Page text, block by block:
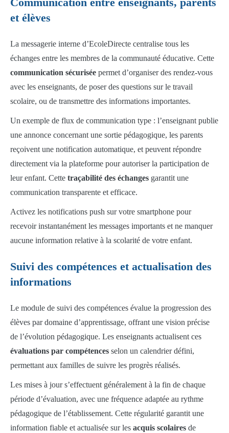
et élèves
La messagerie interne d’EcoleDirecte centralise tous les
échanges entre les membres de la communauté éducative. Cette
communication sécurisée permet d’organiser des rendez-vous
avec les enseignants, de poser des questions sur le travail
scolaire, ou de transmettre des informations importantes.
Un exemple de flux de communication type : l’enseignant publie
une annonce concernant une sortie pédagogique, les parents
reçoivent une notification automatique, et peuvent répondre
directement via la plateforme pour autoriser la participation de
leur enfant. Cette traçabilité des échanges garantit une
communication transparente et efficace.
Activez les notifications push sur votre smartphone pour
recevoir instantanément les messages importants et ne manquer
aucune information relative à la scolarité de votre enfant.
Suivi des compétences et actualisation des
informations
Le module de suivi des compétences évalue la progression des
élèves par domaine d’apprentissage, offrant une vision précise
de l’évolution pédagogique. Les enseignants actualisent ces
évaluations par compétences selon un calendrier défini,
permettant aux familles de suivre les progrès réalisés.
Les mises à jour s’effectuent généralement à la fin de chaque
période d’évaluation, avec une fréquence adaptée au rythme
pédagogique de l’établissement. Cette régularité garantit une
information fiable et actualisée sur les acquis scolaires de